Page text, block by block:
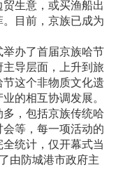
生意，或买渔船出
目前，京族已成为
办了首届京族哈节
导层面，上升到旅
这个非物质文化遗
的相互协调发展。
，包括京族传统哈
等，每一项活动的
统计，仅开幕式当
由防城港市政府主